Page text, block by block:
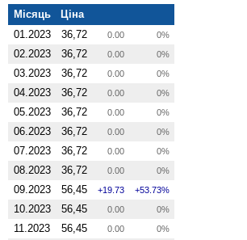
Місяць
Ціна
01.2023
36,72 0.00 0%
02.2023 36,72 0.00 0%
03.2023 36,72 0.00 0%
04.2023 36,72 0.00 0%
05.2023 36,72 0.00 0%
06.2023 36,72 0.00 0%
07.2023 36,72 0.00 0%
08.2023 36,72 0.00 0%
09.2023 56,45 19.73 53.73%
10.2023 56,45 0.00 0%
11.2023 56,45 0.00 0%